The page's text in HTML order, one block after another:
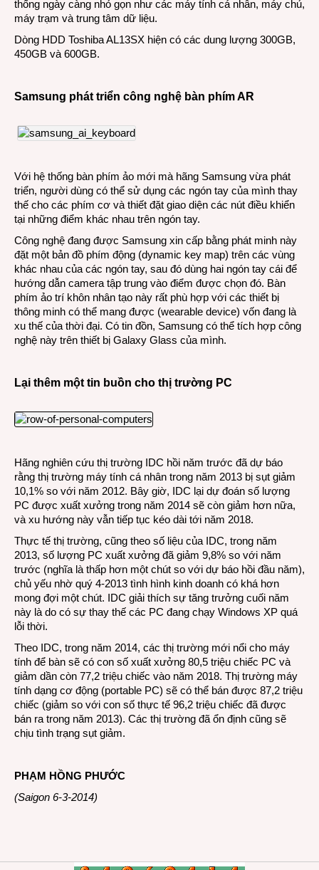
thống ngày càng nhỏ gọn như các máy tính cá nhân, máy chủ,
máy trạm và trung tâm dữ liệu.
Dòng HDD Toshiba AL13SX hiện có các dung lượng 300GB,
450GB và 600GB.
Samsung phát triển công nghệ bàn phím AR
Với hệ thống bàn phím ảo mới mà hãng Samsung vừa phát
triển, người dùng có thể sử dụng các ngón tay của mình thay
thế cho các phím cơ và thiết đặt giao diện các nút điều khiển
tại những điểm khác nhau trên ngón tay.
Công nghệ đang được Samsung xin cấp bằng phát minh này
đặt một bản đồ phím động (dynamic key map) trên các vùng
khác nhau của các ngón tay, sau đó dùng hai ngón tay cái để
hướng dẫn camera tập trung vào điểm được chọn đó. Bàn
phím ảo trí khôn nhân tạo này rất phù hợp với các thiết bị
thông minh có thể mang được (wearable device) vốn đang là
xu thế của thời đại. Có tin đồn, Samsung có thể tích hợp công
nghệ này trên thiết bị Galaxy Glass của mình.
Lại thêm một tin buồn cho thị trường PC
Hãng nghiên cứu thị trường IDC hồi năm trước đã dự báo
rằng thị trường máy tính cá nhân trong năm 2013 bị sụt giảm
10,1% so với năm 2012. Bây giờ, IDC lại dự đoán số lượng
PC được xuất xưởng trong năm 2014 sẽ còn giảm hơn nữa,
và xu hướng này vẫn tiếp tục kéo dài tới năm 2018.
Thực tế thị trường, cũng theo số liệu của IDC, trong năm
2013, số lượng PC xuất xưởng đã giảm 9,8% so với năm
trước (nghĩa là thấp hơn một chút so với dự báo hồi đầu năm),
chủ yếu nhờ quý 4-2013 tình hình kinh doanh có khá hơn
mong đợi một chút. IDC giải thích sự tăng trưởng cuối năm
này là do có sự thay thế các PC đang chạy Windows XP quá
lỗi thời.
Theo IDC, trong năm 2014, các thị trường mới nổi cho máy
tính để bàn sẽ có con số xuất xưởng 80,5 triệu chiếc PC và
giảm dần còn 77,2 triệu chiếc vào năm 2018. Thị trường máy
tính dạng cơ động (portable PC) sẽ có thể bán được 87,2 triệu
chiếc (giảm so với con số thực tế 96,2 triệu chiếc đã được
bán ra trong năm 2013). Các thị trường đã ổn định cũng sẽ
chịu tình trạng sụt giảm.
PHẠM HỒNG PHƯỚC
(Saigon 6-3-2014)